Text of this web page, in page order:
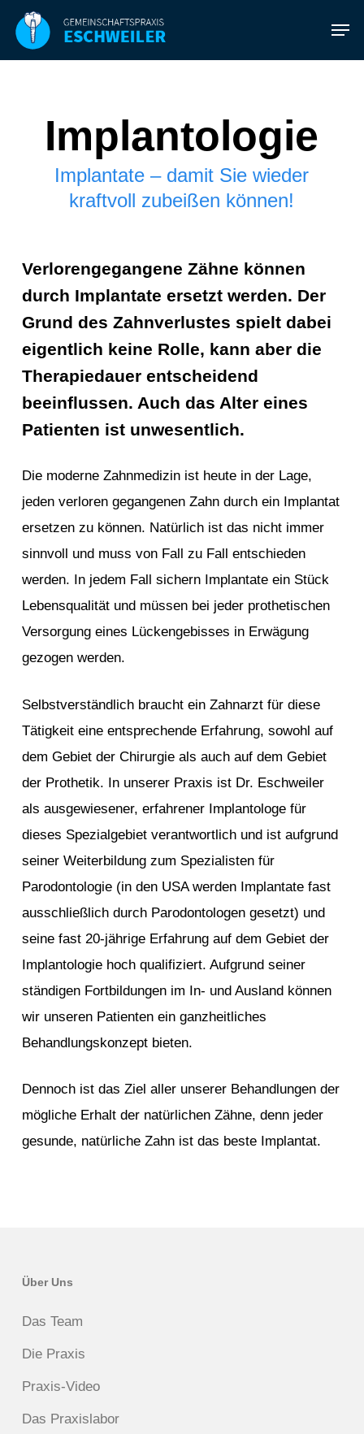
Skip
main
Implantologie
Implantate – damit Sie wieder
kraftvoll zubeißen können!
Verlorengegangene Zähne können
durch Implantate ersetzt werden. Der
Grund des Zahnverlustes spielt dabei
eigentlich keine Rolle, kann aber die
Therapiedauer entscheidend
beeinflussen. Auch das Alter eines
Patienten ist unwesentlich.
Die moderne Zahnmedizin ist heute in der Lage,
jeden verloren gegangenen Zahn durch ein Implantat
ersetzen zu können. Natürlich ist das nicht immer
sinnvoll und muss von Fall zu Fall entschieden
werden. In jedem Fall sichern Implantate ein Stück
Lebensqualität und müssen bei jeder prothetischen
Versorgung eines Lückengebisses in Erwägung
gezogen werden.
Selbstverständlich braucht ein Zahnarzt für diese
Tätigkeit eine entsprechende Erfahrung, sowohl auf
dem Gebiet der Chirurgie als auch auf dem Gebiet
der Prothetik. In unserer Praxis ist Dr. Eschweiler
als ausgewiesener, erfahrener Implantologe für
dieses Spezialgebiet verantwortlich und ist aufgrund
seiner Weiterbildung zum Spezialisten für
Parodontologie (in den USA werden Implantate fast
ausschließlich durch Parodontologen gesetzt) und
seine fast 20-jährige Erfahrung auf dem Gebiet der
Implantologie hoch qualifiziert. Aufgrund seiner
ständigen Fortbildungen im In- und Ausland können
wir unseren Patienten ein ganzheitliches
Behandlungskonzept bieten.
Dennoch ist das Ziel aller unserer Behandlungen der
mögliche Erhalt der natürlichen Zähne, denn jeder
gesunde, natürliche Zahn ist das beste Implantat.
Über Uns
Das Team
Die Praxis
Praxis-Video
Das Praxislabor